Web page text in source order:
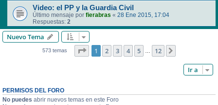
Video: el PP y la Guardia Civil
Último mensaje por fierabras « 28 Ene 2015, 17:04
Respuestas: 2
Nuevo Tema
573 temas Página de 12
1 2 3 4 5 … 12
Ir a
PERMISOS DEL FORO
No puedes abrir nuevos temas en este Foro